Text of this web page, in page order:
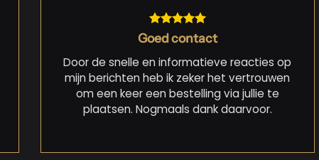
Goed contact
Door de snelle en informatieve reacties op
mijn berichten heb ik zeker het vertrouwen
om een keer een bestelling via jullie te
plaatsen. Nogmaals dank daarvoor.